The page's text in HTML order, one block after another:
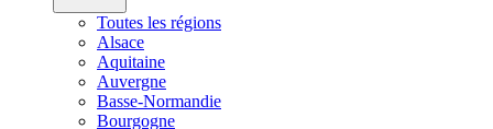
Toutes les régions
Alsace
Aquitaine
Auvergne
Basse-Normandie
Bourgogne